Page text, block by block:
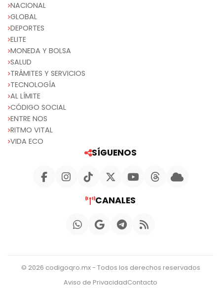
NACIONAL
GLOBAL
DEPORTES
ELITE
MONEDA Y BOLSA
SALUD
TRÁMITES Y SERVICIOS
TECNOLOGÍA
AL LÍMITE
CÓDIGO SOCIAL
ENTRE NOS
RITMO VITAL
VIDA ECO
SÍGUENOS
CANALES
© 2026 codigoqro.mx - Todos los derechos reservados
Aviso de PrivacidadContacto